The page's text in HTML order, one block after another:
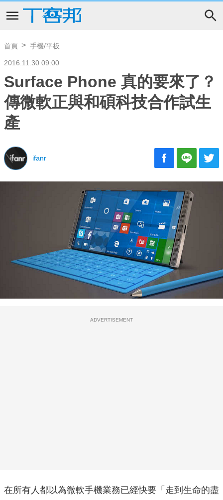
首頁 手機/平板
2016.11.30 09:00
Surface Phone 真的要來了？
傳微軟正與和碩科技合作試生
產
ifanr
ADVERTISEMENT
在所有人都以為微軟手機業務已經快要「走到生命的盡